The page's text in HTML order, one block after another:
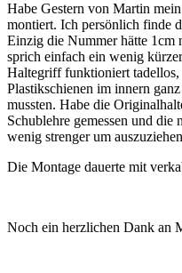
Habe Gestern von Martin
montiert. Ich persönlich finde
Einzig die Nummer hätte 1cm
sprich einfach ein wenig
Haltegriff funktioniert tadellos,
Plastikschienen im innern
mussten. Habe die
Schublehre gemessen und
wenig strenger um
Die Montage dauerte mit
Noch ein herzlichen Dank an